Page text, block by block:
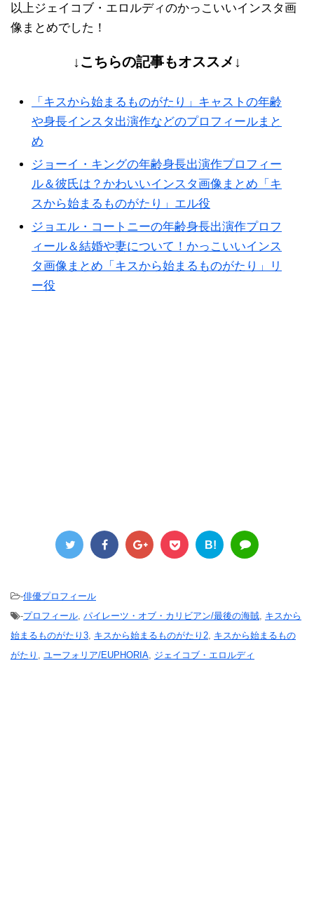
以上ジェイコブ・エロルディのかっこいいインスタ画
像まとめでした！
↓こちらの記事もオススメ↓
「キスから始まるものがたり」キャストの年齢
や身長インスタ出演作などのプロフィールまと
め
ジョーイ・キングの年齢身長出演作プロフィー
ル＆彼氏は？かわいいインスタ画像まとめ「キ
スから始まるものがたり」エル役
ジョエル・コートニーの年齢身長出演作プロフ
ィール＆結婚や妻について！かっこいいインス
タ画像まとめ「キスから始まるものがたり」リ
ー役
B!
-俳優プロフィール
-プロフィール パイレーツ・オブ・カリビアン/最後の海賊 キスから
始まるものがたり3 キスから始まるものがたり2 キスから始まるもの
がたり
ユーフォリア/EUPHORIA ジェイコブ・エロルディ